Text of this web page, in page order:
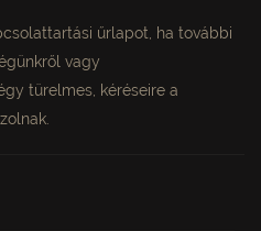
űrlapot, ha további
vagy
türelmes, kéréseire a